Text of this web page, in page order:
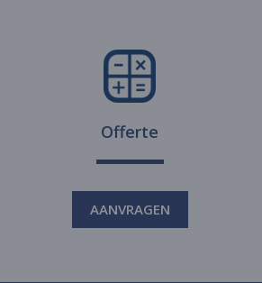
Offerte
AANVRAGEN